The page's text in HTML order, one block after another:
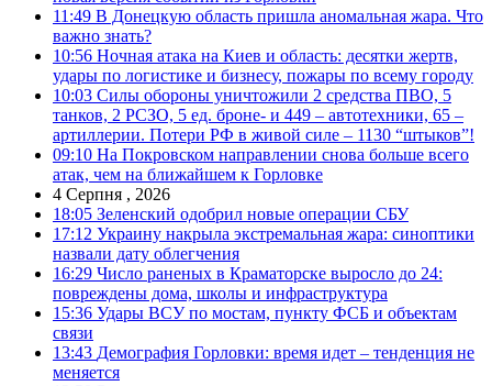
11:49 В Донецкую область пришла аномальная жара. Что
важно знать?
10:56 Ночная атака на Киев и область: десятки жертв,
удары по логистике и бизнесу, пожары по всему городу
10:03 Силы обороны уничтожили 2 средства ПВО, 5
танков, 2 РСЗО, 5 ед. броне- и 449 – автотехники, 65 –
артиллерии. Потери РФ в живой силе – 1130 “штыков”!
09:10 На Покровском направлении снова больше всего
атак, чем на ближайшем к Горловке
4 Серпня , 2026
18:05 Зеленский одобрил новые операции СБУ
17:12 Украину накрыла экстремальная жара: синоптики
назвали дату облегчения
16:29 Число раненых в Краматорске выросло до 24:
повреждены дома, школы и инфраструктура
15:36 Удары ВСУ по мостам, пункту ФСБ и объектам
связи
13:43 Демография Горловки: время идет – тенденция не
меняется